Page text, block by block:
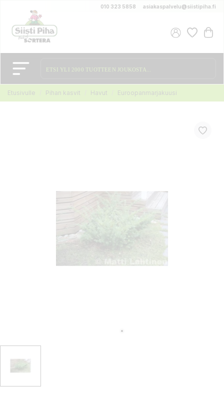
010 323 5858 asiakaspalvelu@siistipiha.fi
Etusivulle Pihan kasvit Havut Euroopanmarjakuusi